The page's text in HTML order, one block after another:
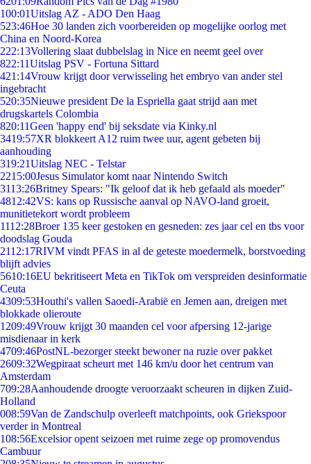
100:01Uitslag AZ - ADO Den Haag
523:46Hoe 30 landen zich voorbereiden op mogelijke oorlog met
China en Noord-Korea
222:13Vollering slaat dubbelslag in Nice en neemt geel over
822:11Uitslag PSV - Fortuna Sittard
421:14Vrouw krijgt door verwisseling het embryo van ander stel
ingebracht
520:35Nieuwe president De la Espriella gaat strijd aan met
drugskartels Colombia
820:11Geen 'happy end' bij seksdate via Kinky.nl
3419:57XR blokkeert A12 ruim twee uur, agent gebeten bij
aanhouding
319:21Uitslag NEC - Telstar
2215:00Jesus Simulator komt naar Nintendo Switch
3113:26Britney Spears: "Ik geloof dat ik heb gefaald als moeder"
4812:42VS: kans op Russische aanval op NAVO-land groeit,
munitietekort wordt probleem
1112:28Broer 135 keer gestoken en gesneden: zes jaar cel en tbs voor
doodslag Gouda
2112:17RIVM vindt PFAS in al de geteste moedermelk, borstvoeding
blijft advies
5610:16EU bekritiseert Meta en TikTok om verspreiden desinformatie
Ceuta
4309:53Houthi's vallen Saoedi-Arabië en Jemen aan, dreigen met
blokkade olieroute
1209:49Vrouw krijgt 30 maanden cel voor afpersing 12-jarige
misdienaar in kerk
4709:46PostNL-bezorger steekt bewoner na ruzie over pakket
2609:32Wegpiraat scheurt met 146 km/u door het centrum van
Amsterdam
709:28Aanhoudende droogte veroorzaakt scheuren in dijken Zuid-
Holland
008:59Van de Zandschulp overleeft matchpoints, ook Griekspoor
verder in Montreal
108:56Excelsior opent seizoen met ruime zege op promovendus
Cambuur